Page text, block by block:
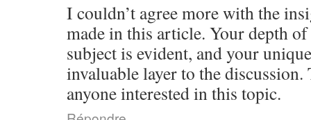
I couldn’t agree more with the
made in this article. Your depth
subject is evident, and your
invaluable layer to the
anyone interested in this topic.